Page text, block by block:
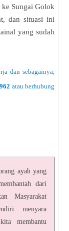
ke Sungai Golok
dan situasi ini
yang sudah
dan sebagainya,
atau berhubung
ayah yang
dari
Masyarakat
menyara
membantu